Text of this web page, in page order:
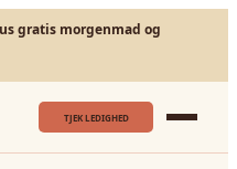
gratis morgenmad og
TJEK LEDIGHED